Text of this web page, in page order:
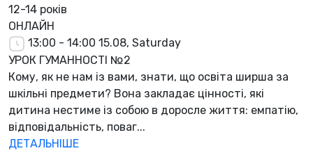
12-14 років
ОНЛАЙН
13:00 - 14:00 15.08, Saturday
УРОК ГУМАННОСТІ №2
Кому, як не нам із вами, знати, що освіта ширша за
шкільні предмети? Вона закладає цінності, які
дитина нестиме із собою в доросле життя: емпатію,
відповідальність, поваг...
ДЕТАЛЬНІШЕ